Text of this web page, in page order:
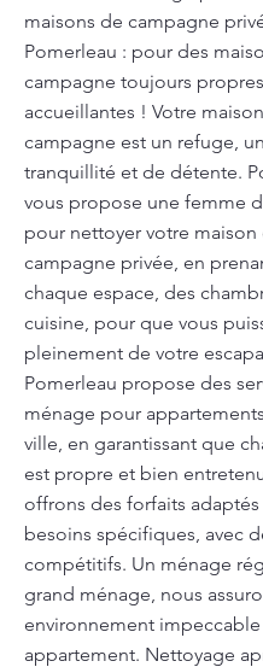
maisons de campagne
Pomerleau : pour des
campagne toujours
accueillantes ! Votre
campagne est un refuge,
tranquillité et de détente.
vous propose une femme
pour nettoyer votre maison
campagne privée, en
chaque espace, des
cuisine, pour que vous
pleinement de votre
Pomerleau propose des
ménage pour
ville, en garantissant que
est propre et bien
offrons des forfaits adaptés
besoins spécifiques, avec
compétitifs. Un ménage
grand ménage, nous
environnement
appartement. Nettoyage